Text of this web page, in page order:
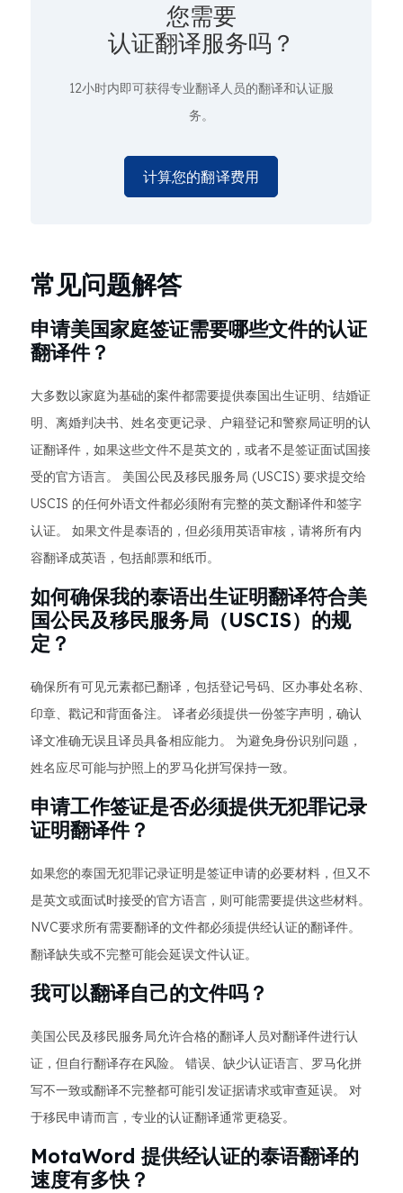
您需要
认证翻译服务吗？
12小时内即可获得专业翻译人员的翻译和认证服
务。
计算您的翻译费用
常见问题解答
申请美国家庭签证需要哪些文件的认证
翻译件？
大多数以家庭为基础的案件都需要提供泰国出生证明、结婚证
明、离婚判决书、姓名变更记录、户籍登记和警察局证明的认
证翻译件，如果这些文件不是英文的，或者不是签证面试国接
受的官方语言。 美国公民及移民服务局 (USCIS) 要求提交给
USCIS 的任何外语文件都必须附有完整的英文翻译件和签字
认证。 如果文件是泰语的，但必须用英语审核，请将所有内
容翻译成英语，包括邮票和纸币。
如何确保我的泰语出生证明翻译符合美
国公民及移民服务局（USCIS）的规
定？
确保所有可见元素都已翻译，包括登记号码、区办事处名称、
印章、戳记和背面备注。 译者必须提供一份签字声明，确认
译文准确无误且译员具备相应能力。 为避免身份识别问题，
姓名应尽可能与护照上的罗马化拼写保持一致。
申请工作签证是否必须提供无犯罪记录
证明翻译件？
如果您的泰国无犯罪记录证明是签证申请的必要材料，但又不
是英文或面试时接受的官方语言，则可能需要提供这些材料。
NVC要求所有需要翻译的文件都必须提供经认证的翻译件。
翻译缺失或不完整可能会延误文件认证。
我可以翻译自己的文件吗？
美国公民及移民服务局允许合格的翻译人员对翻译件进行认
证，但自行翻译存在风险。 错误、缺少认证语言、罗马化拼
写不一致或翻译不完整都可能引发证据请求或审查延误。 对
于移民申请而言，专业的认证翻译通常更稳妥。
MotaWord 提供经认证的泰语翻译的
速度有多快？